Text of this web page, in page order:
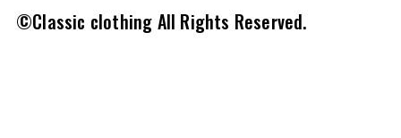
©Classic clothing All Rights Reserved.